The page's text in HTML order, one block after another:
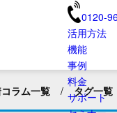
0120-
活用方法
機能
事例
料金
サポート
ラム一覧 タグ一覧